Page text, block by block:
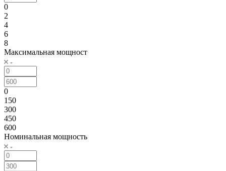
0
2
4
6
8
Максимальная мощност
0
150
300
450
600
Номинальная мощность